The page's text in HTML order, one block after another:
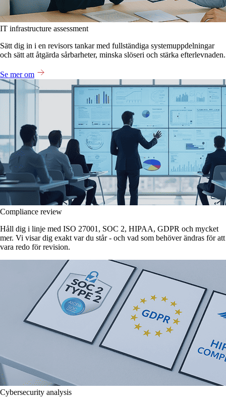
IT infrastructure assessment
Sätt dig in i en revisors tankar med fullständiga systemuppdelningar
och sätt att åtgärda sårbarheter, minska slöseri och stärka efterlevnaden.
Se mer om
Compliance review
Håll dig i linje med ISO 27001, SOC 2, HIPAA, GDPR och mycket
mer. Vi visar dig exakt var du står - och vad som behöver ändras för att
vara redo för revision.
Cybersecurity analysis